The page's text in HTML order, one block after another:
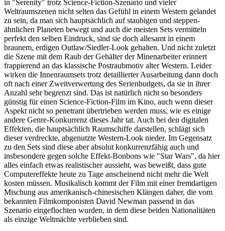
in "Serenity" trotz Science-Fiction-Szenario und vieler
Weltraumszenen nicht selten das Gefühl in einem Western gelandet
zu sein, da man sich hauptsächlich auf staubigen und steppen-
ähnlichen Planeten bewegt und auch die meisten Sets vermitteln
perfekt den selben Eindruck, sind sie doch allesamt in einem
braunem, erdigen Outlaw/Siedler-Look gehalten. Und nicht zuletzt
die Szene mit dem Raub der Gehälter der Minenarbeiter erinnert
frappierend an das klassische Postraubmotiv alter Western. Leider
wirken die Innenraumsets trotz detaillierter Ausarbeitung dann doch
oft nach einer Zweitverwertung des Serienbudgets, da sie in ihrer
Anzahl sehr begrenzt sind. Das ist natürlich nicht so besonders
günstig für einen Science-Fiction-Film im Kino, auch wenn dieser
Aspekt nicht so penetrant übertrieben werden muss, wie es einige
andere Genre-Konkurrenz dieses Jahr tat. Auch bei den digitalen
Effekten, die hauptsächlich Raumschiffe darstellen, schlägt sich
dieser verdreckte, abgenutzte Western-Look nieder. Im Gegensatz
zu den Sets sind diese aber absolut konkurrenzfähig auch und
insbesondere gegen solche Effekt-Bonbons wie "Star Wars", da hier
alles einfach etwas realistischer aussieht, was beweißt, dass gute
Computereffekte heute zu Tage anscheinend nicht mehr die Welt
kosten müssen. Musikalisch kommt der Film mit einer fremdartigen
Mischung aus amerikanisch-chinesischen Klängen daher, die vom
bekannten Filmkomponisten David Newman passend in das
Szenario eingeflochten wurden, in dem diese beiden Nationalitäten
als einzige Weltmächte verblieben sind.